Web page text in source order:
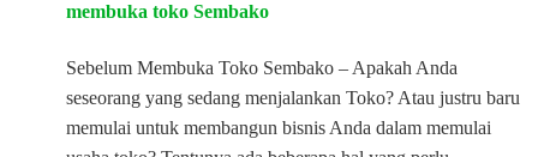
membuka toko Sembako
Sebelum Membuka Toko Sembako – Apakah Anda
seseorang yang sedang menjalankan Toko? Atau justru baru
memulai untuk membangun bisnis Anda dalam memulai